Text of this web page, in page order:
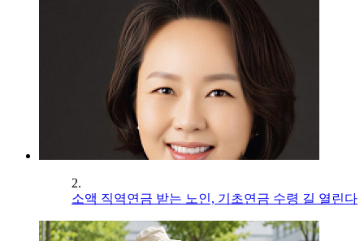
2.
소액 직역연금 받는 노인, 기초연금 수령 길 열린다